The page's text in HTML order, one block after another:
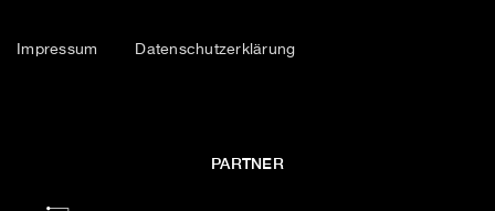
Impressum Datenschutzerklärung
PARTNER